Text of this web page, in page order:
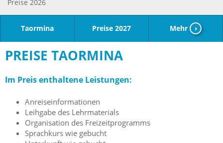
Preise 2026
Taormina Preise 2027 Mehr ›
PREISE TAORMINA
Im Preis enthaltene Leistungen:
Anreiseinformationen
Leihgabe des Lehrmaterials
Organisation des Freizeitprogramms
Sprachkurs wie gebucht